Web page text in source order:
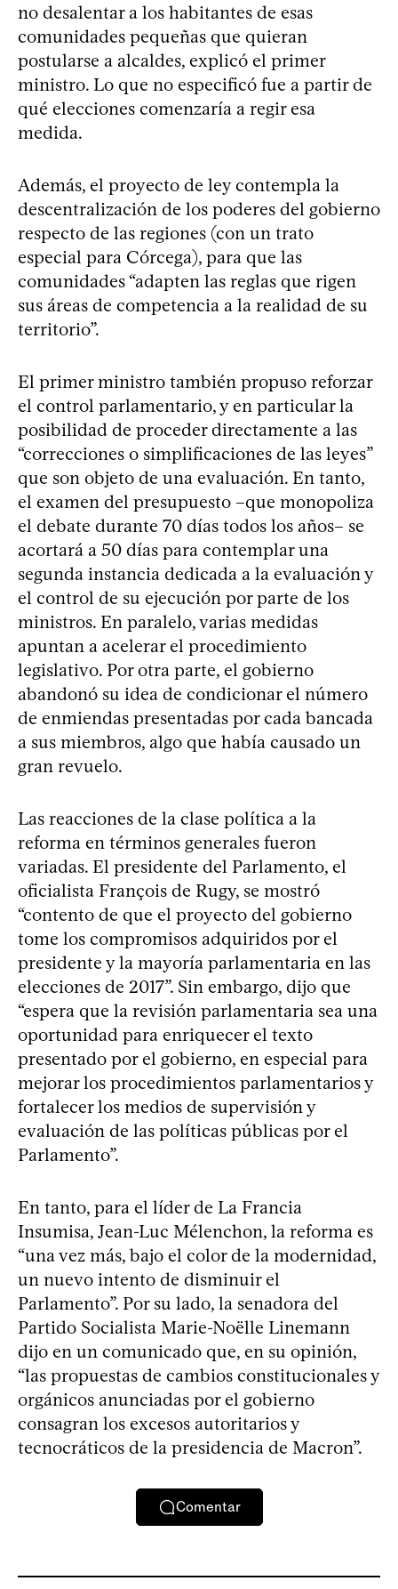
no desalentar a los habitantes de esas
comunidades pequeñas que quieran
postularse a alcaldes, explicó el primer
ministro. Lo que no especificó fue a partir de
qué elecciones comenzaría a regir esa
medida.
Además, el proyecto de ley contempla la
descentralización de los poderes del gobierno
respecto de las regiones (con un trato
especial para Córcega), para que las
comunidades “adapten las reglas que rigen
sus áreas de competencia a la realidad de su
territorio”.
El primer ministro también propuso reforzar
el control parlamentario, y en particular la
posibilidad de proceder directamente a las
“correcciones o simplificaciones de las leyes”
que son objeto de una evaluación. En tanto,
el examen del presupuesto –que monopoliza
el debate durante 70 días todos los años– se
acortará a 50 días para contemplar una
segunda instancia dedicada a la evaluación y
el control de su ejecución por parte de los
ministros. En paralelo, varias medidas
apuntan a acelerar el procedimiento
legislativo. Por otra parte, el gobierno
abandonó su idea de condicionar el número
de enmiendas presentadas por cada bancada
a sus miembros, algo que había causado un
gran revuelo.
Las reacciones de la clase política a la
reforma en términos generales fueron
variadas. El presidente del Parlamento, el
oficialista François de Rugy, se mostró
“contento de que el proyecto del gobierno
tome los compromisos adquiridos por el
presidente y la mayoría parlamentaria en las
elecciones de 2017”. Sin embargo, dijo que
“espera que la revisión parlamentaria sea una
oportunidad para enriquecer el texto
presentado por el gobierno, en especial para
mejorar los procedimientos parlamentarios y
fortalecer los medios de supervisión y
evaluación de las políticas públicas por el
Parlamento”.
En tanto, para el líder de La Francia
Insumisa, Jean-Luc Mélenchon, la reforma es
“una vez más, bajo el color de la modernidad,
un nuevo intento de disminuir el
Parlamento”. Por su lado, la senadora del
Partido Socialista Marie-Noëlle Linemann
dijo en un comunicado que, en su opinión,
“las propuestas de cambios constitucionales y
orgánicos anunciadas por el gobierno
consagran los excesos autoritarios y
tecnocráticos de la presidencia de Macron”.
Comentar